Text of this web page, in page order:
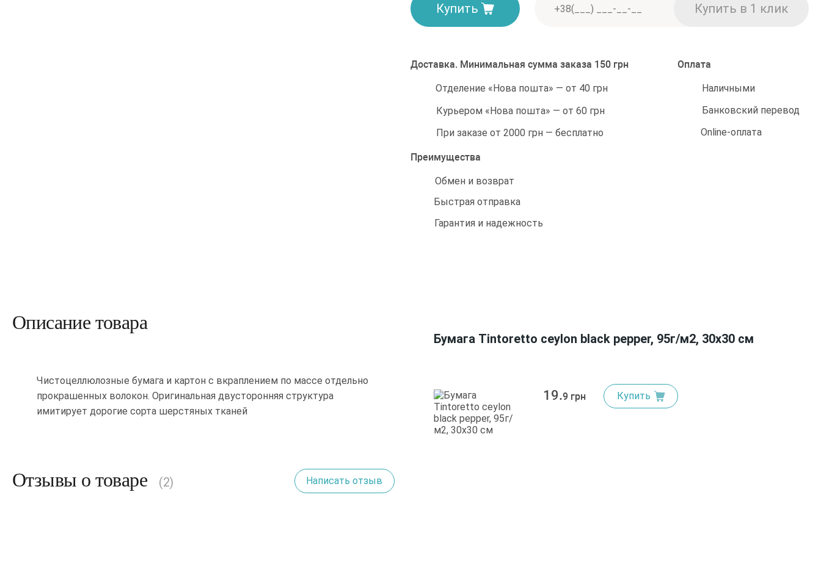
Купить
Доставка. Минимальная сумма заказа 150 грн
Отделение «Нова пошта» — от 40 грн
Курьером «Нова пошта» — от 60 грн
При заказе от 2000 грн — бесплатно
Оплата
Наличными
Банковский перевод
Online-оплата
Преимущества
Обмен и возврат
Быстрая отправка
Гарантия и надежность
Описание товара
Чистоцеллюлозные бумага и картон с вкраплением по массе отдельно
прокрашенных волокон. Оригинальная двусторонняя структура
имитирует дорогие сорта шерстяных тканей
Отзывы о товаре (2) Написать отзыв
Бумага Tintoretto ceylon black pepper, 95г/м2, 30х30 см
19.9 грн Купить